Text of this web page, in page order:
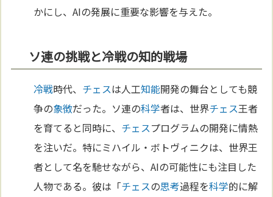
かにし、AIの発展に重要な影響を与えた。
ソ連の挑戦と冷戦の知的戦場
冷戦時代、 チェスは人工知能開発の舞台としても競
争の象徴だった。ソ連の科学者は、世界チェス王者
を育てると同時に、 チェスプログラムの開発に情熱
を注いだ。特にミハイル・ボトヴィニクは、世界王
者として名を馳せながら、AIの可能性にも注目した
人物である。彼は「チェスの思考過程を科学的に解